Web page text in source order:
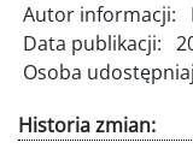
Autor informacji:
Data publikacji:
Osoba
Historia zmian: